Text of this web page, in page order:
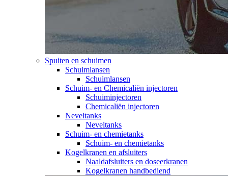
Spuiten en schuimen
Schuimlansen
Schuimlansen
Schuim- en Chemicaliën injectoren
Schuiminjectoren
Chemicaliën injectoren
Neveltanks
Neveltanks
Schuim- en chemietanks
Schuim- en chemietanks
Kogelkranen en afsluiters
Naaldafsluiters en doseerkranen
Kogelkranen handbediend